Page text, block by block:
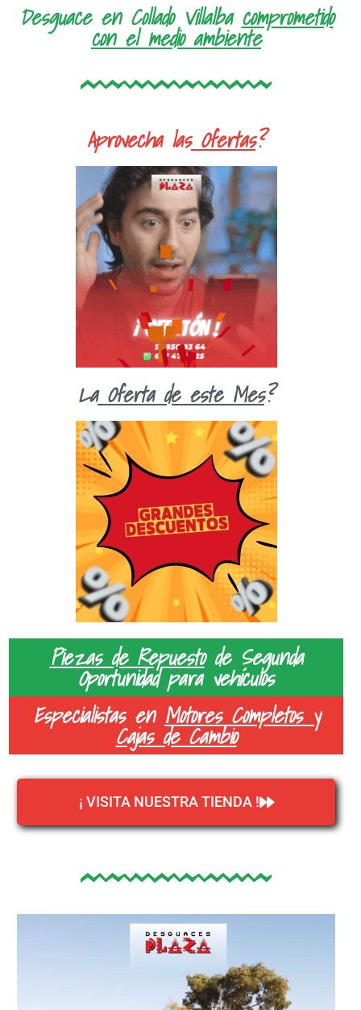
Desguace en Collado Villalba comprometido
con el medio ambiente
Aprovecha lasOfertas?
LaOferta de este Mes?
Piezas de Repuestode Segunda
Oportunidad para vehículos
Especialistas en Motores Completos y
Cajas de Cambio
¡ VISITA NUESTRA TIENDA !